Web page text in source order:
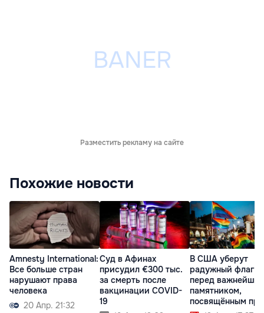
Разместить рекламу на сайте
Похожие новости
Amnesty International:
Все больше стран
нарушают права
человека
20 Апр. 21:32
Суд в Афинах
присудил €300 тыс.
за смерть после
вакцинации COVID-
19
В США уберут
радужный флаг
перед
памятником,
посвящённым